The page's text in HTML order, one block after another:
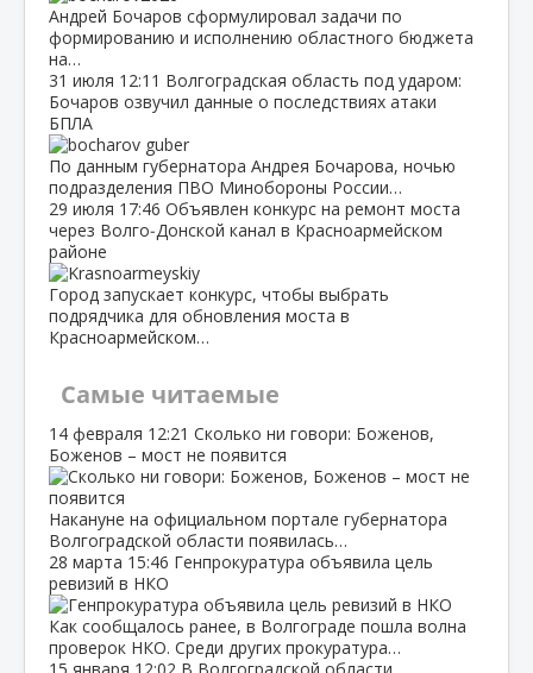
Андрей Бочаров сформулировал задачи по
формированию и исполнению областного бюджета
на…
31 июля 12:11 Волгоградская область под ударом:
Бочаров озвучил данные о последствиях атаки
БПЛА
По данным губернатора Андрея Бочарова, ночью
подразделения ПВО Минобороны России…
29 июля 17:46 Объявлен конкурс на ремонт моста
через Волго‑Донской канал в Красноармейском
районе
Город запускает конкурс, чтобы выбрать
подрядчика для обновления моста в
Красноармейском…
Самые читаемые
14 февраля 12:21 Сколько ни говори: Боженов,
Боженов – мост не появится
Накануне на официальном портале губернатора
Волгоградской области появилась…
28 марта 15:46 Генпрокуратура объявила цель
ревизий в НКО
Как сообщалось ранее, в Волгограде пошла волна
проверок НКО. Среди других прокуратура…